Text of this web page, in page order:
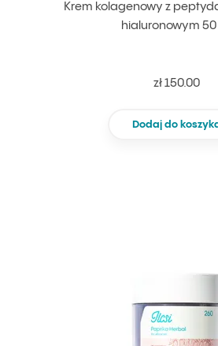
Krem kolagenowy z
hialuronowym 50
zł 150.00
Dodaj do